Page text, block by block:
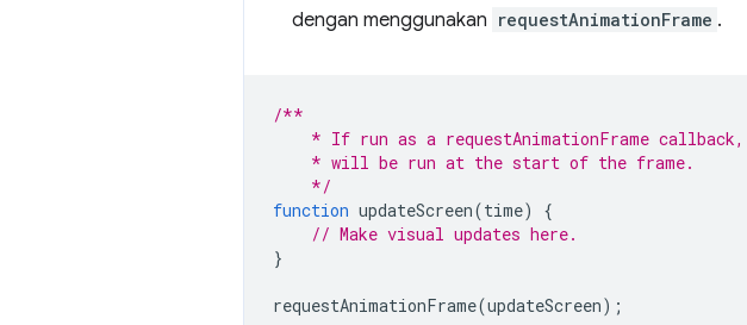
dengan menggunakan requestAnimationFrame .
/**
* If run as a requestAnimationFrame
    * will be run at the start of the frame.
    */
function updateScreen(time)
{
// Make visual updates here.
}
requestAnimationFrame(updateScreen);